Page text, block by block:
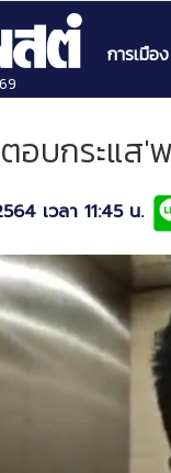
การเมือง
อบกระแส'
เวลา 11:45 น.